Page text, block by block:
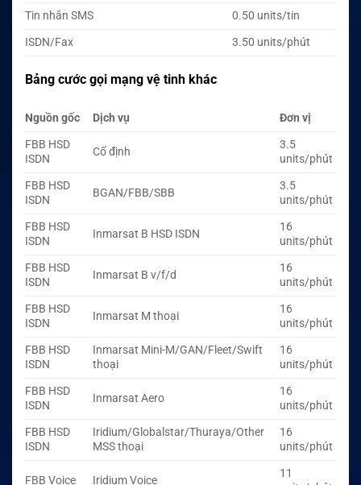
Tin nhắn SMS
0.50 units/tin
ISDN/Fax
3.50 units/phút
Bảng cước gọi mạng vệ tinh khác
Nguồn gốc Dịch vụ
Đơn vị
FBB HSD
ISDN
Cố định
3.5
units/phút
FBB HSD
ISDN
BGAN/FBB/SBB
3.5
units/phút
FBB HSD
ISDN
Inmarsat B HSD ISDN
16
units/phút
FBB HSD
ISDN
Inmarsat B v/f/d
16
units/phút
FBB HSD
ISDN
Inmarsat M thoại
16
units/phút
FBB HSD
ISDN
Inmarsat Mini-M/GAN/Fleet/Swift
thoại
16
units/phút
FBB HSD
ISDN
Inmarsat Aero
16
units/phút
FBB HSD
ISDN
Iridium/Globalstar/Thuraya/Other
MSS thoại
16
units/phút
FBB Voice Iridium Voice
11